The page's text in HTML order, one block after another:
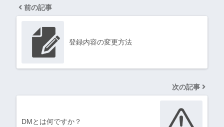
前の記事
登録内容の変更方法
次の記事
DMとは何ですか？